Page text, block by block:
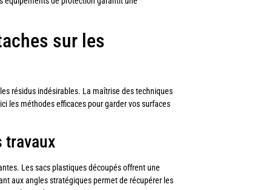
sur les
résidus indésirables. La maîtrise des techniques
les méthodes efficaces pour garder vos surfaces
travaux
Les sacs plastiques découpés offrent une
aux angles stratégiques permet de récupérer les